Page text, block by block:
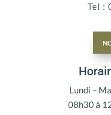
Tel :
Lundi –
08h30 à